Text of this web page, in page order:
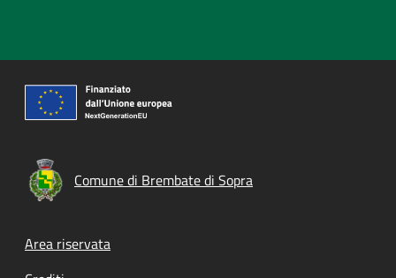
Comune di Brembate di Sopra
Footer menu
Area riservata